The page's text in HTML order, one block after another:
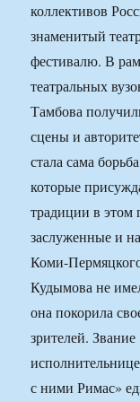
коллективов
знаменитый
фестивалю. В
театральных
Тамбова
сцены и
стала сама
которые
традиции в этом
заслуженные и
Коми-
Кудымова не
она покорила
зрителей.
с ними Римас»